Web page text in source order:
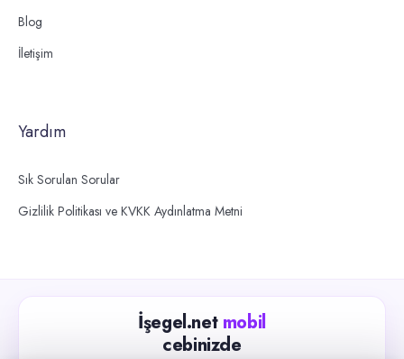
Blog
İletişim
Yardım
Sık Sorulan Sorular
Gizlilik Politikası ve KVKK Aydınlatma Metni
İşegel.net mobil
cebinizde